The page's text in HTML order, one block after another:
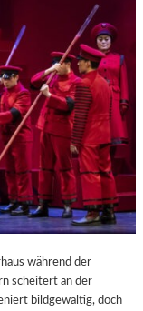
während der
scheitert an der
bildgewaltig, doch